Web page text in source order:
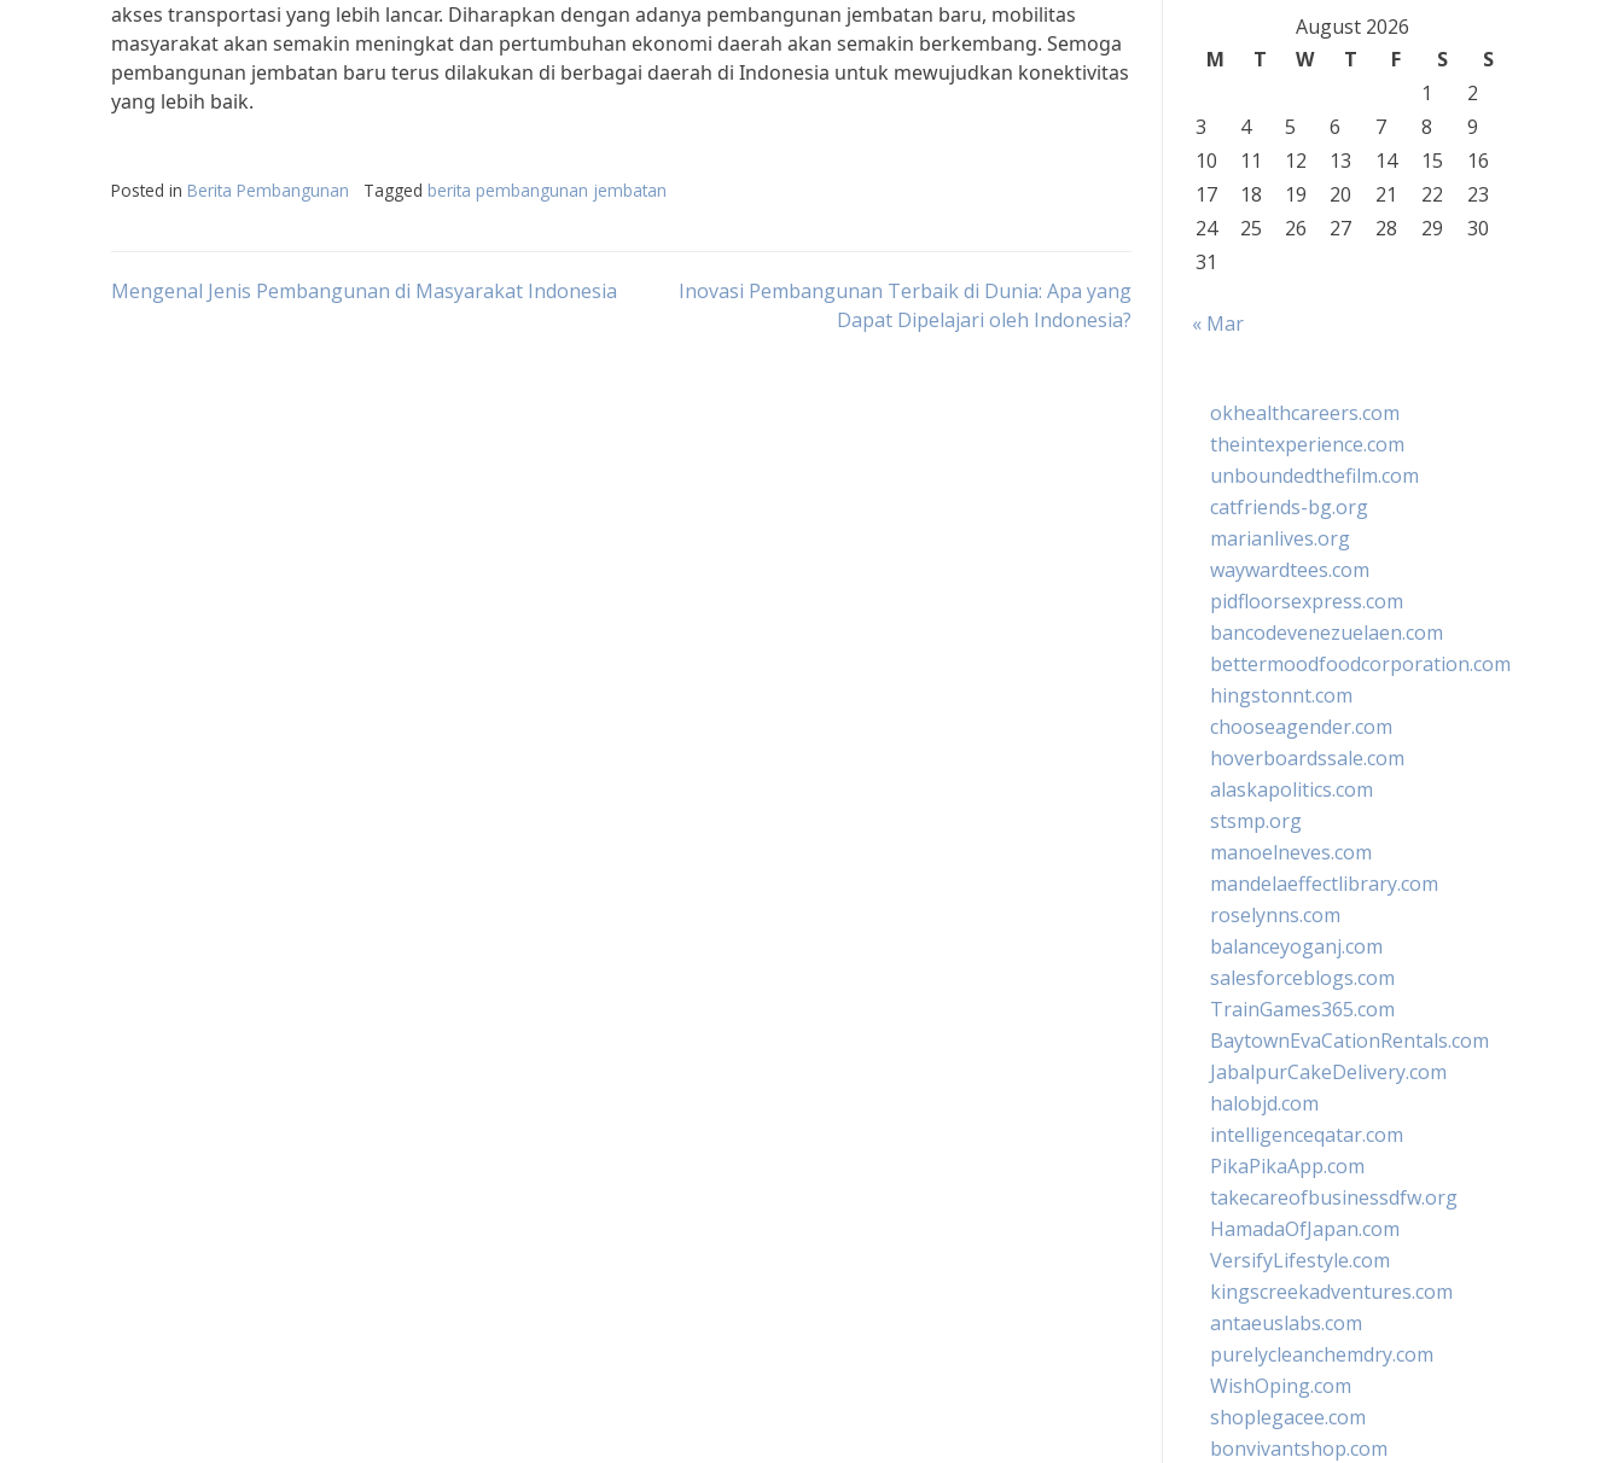
akses transportasi yang lebih lancar. Diharapkan dengan adanya pembangunan jembatan baru, mobilitas
masyarakat akan semakin meningkat dan pertumbuhan ekonomi daerah akan semakin berkembang. Semoga
pembangunan jembatan baru terus dilakukan di berbagai daerah di Indonesia untuk mewujudkan konektivitas
yang lebih baik.
Posted in Berita Pembangunan Tagged berita pembangunan jembatan
Post
Mengenal Jenis Pembangunan di Masyarakat Indonesia
Inovasi Pembangunan Terbaik di Dunia: Apa yang
Dapat Dipelajari oleh Indonesia?
August 2026
M
T W T F S
S
1
2
3
4 5 6 7 8
9
10
11 12 13 14 15
16
17
18 19 20 21 22
23
24
25 26 27 28 29
30
31
« Mar
okhealthcareers.com
theintexperience.com
unboundedthefilm.com
catfriends-bg.org
marianlives.org
waywardtees.com
pidfloorsexpress.com
bancodevenezuelaen.com
bettermoodfoodcorporation.com
hingstonnt.com
chooseagender.com
hoverboardssale.com
alaskapolitics.com
stsmp.org
manoelneves.com
mandelaeffectlibrary.com
roselynns.com
balanceyoganj.com
salesforceblogs.com
TrainGames365.com
BaytownEvaCationRentals.com
JabalpurCakeDelivery.com
halobjd.com
intelligenceqatar.com
PikaPikaApp.com
takecareofbusinessdfw.org
HamadaOfJapan.com
VersifyLifestyle.com
kingscreekadventures.com
antaeuslabs.com
purelycleanchemdry.com
WishOping.com
shoplegacee.com
bonvivantshop.com